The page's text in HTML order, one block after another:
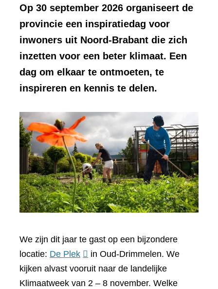
element:
Foto
Op 30 september 2026 organiseert de
provincie een inspiratiedag voor
inwoners uit Noord-Brabant die zich
inzetten voor een beter klimaat. Een
dag om elkaar te ontmoeten, te
inspireren en kennis te delen.
We zijn dit jaar te gast op een bijzondere
locatie: De Plek(verwijst
naar
een
in Oud-Drimmelen. We
kijken alvast vooruit naar de landelijke
Klimaatweek van 2 – 8 november. Welke